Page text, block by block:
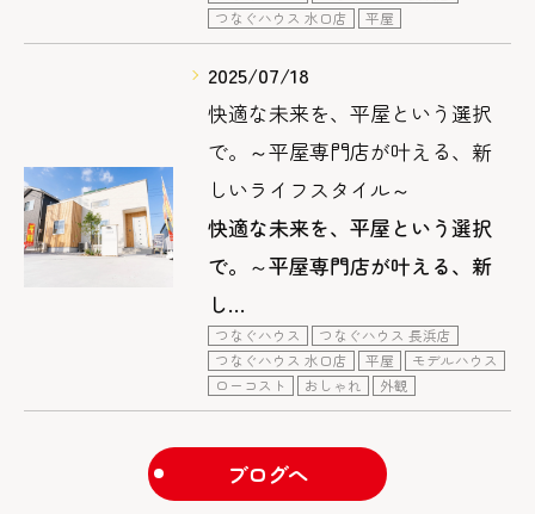
つなぐハウス 水口店
平屋
2025/07/18
快適な未来を、平屋という選択
で。～平屋専門店が叶える、新
しいライフスタイル～
快適な未来を、平屋という選択
で。～平屋専門店が叶える、新
し…
つなぐハウス
つなぐハウス 長浜店
つなぐハウス 水口店
平屋
モデルハウス
ローコスト
おしゃれ 外観
ブログへ